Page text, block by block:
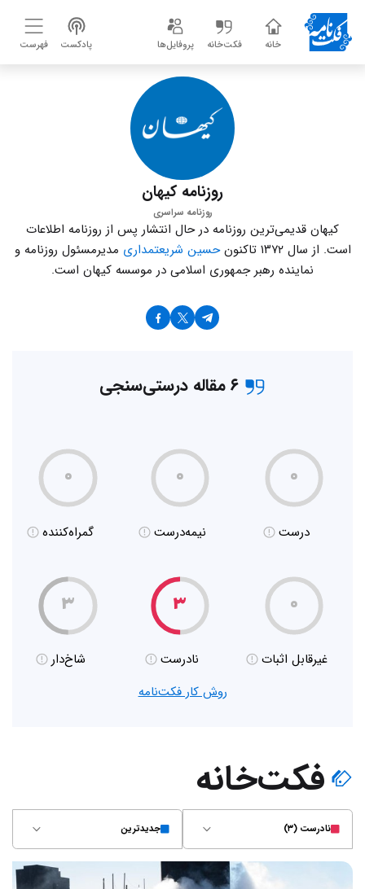
خانه فکت‌خانه پروفایل‌ها پادکست فهرست
روزنامه کیهان
روزنامه سراسری
کیهان قدیمی‌ترین روزنامه در حال انتشار پس از روزنامه اطلاعات
است. از سال ۱۳۷۲ تاکنون
حسین شریعتمداری مدیرمسئول روزنامه و
نماینده رهبر جمهوری اسلامی در موسسه کیهان است.
۶ مقاله درستی‌سنجی
۰
درست
۰
نیمه‌درست
۰
گمراه‌کننده
۰
غیر‌قابل اثبات
۳
نادرست
۳
شاخ‌دار
روش کار فکت‌نامه
فکت‌خانه
نادرست (۳) جدیدترین